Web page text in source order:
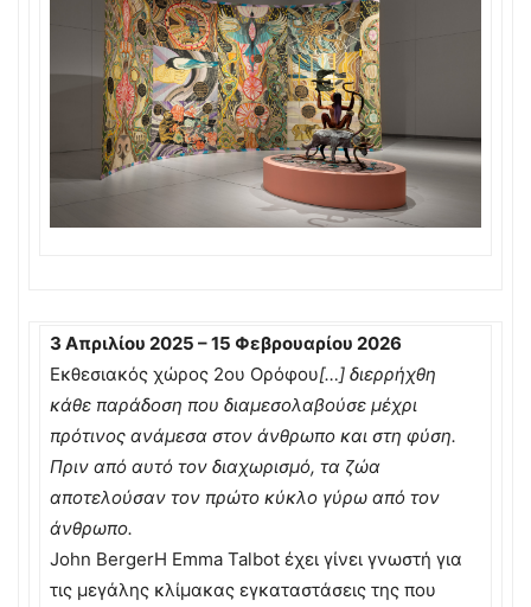
3 Απριλίου 2025 – 15 Φεβρουαρίου 2026
Εκθεσιακός χώρος 2ου Ορόφου[…] διερρήχθη
κάθε παράδοση που διαμεσολαβούσε μέχρι
πρότινος ανάμεσα στον άνθρωπο και στη φύση.
Πριν από αυτό τον διαχωρισμό, τα ζώα
αποτελούσαν τον πρώτο κύκλο γύρω από τον
άνθρωπο.
John BergerΗ Emma Talbot έχει γίνει γνωστή για
τις μεγάλης κλίμακας εγκαταστάσεις της που